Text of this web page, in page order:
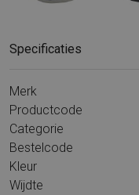
Specificaties
Merk
Productcode
Categorie
Bestelcode
Kleur
Wijdte